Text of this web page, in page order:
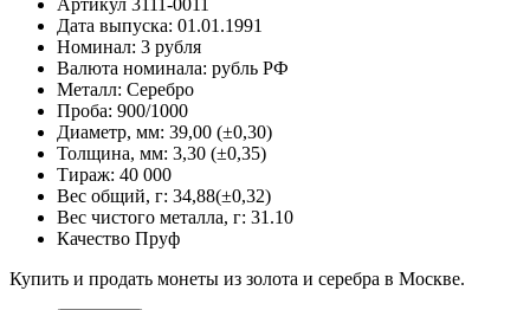
Дата выпуска: 01.01.1991
Номинал: 3 рубля
Валюта номинала: рубль РФ
Металл: Серебро
Проба: 900/1000
Диаметр, мм: 39,00 (±0,30)
Толщина, мм: 3,30 (±0,35)
Тираж: 40 000
Вес общий, г: 34,88(±0,32)
Вес чистого металла, г: 31.10
Качество Пруф
Купить и продать монеты из золота и серебра в Москве.